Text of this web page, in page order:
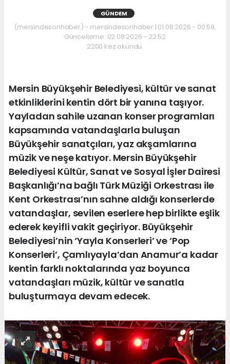
GÜNDEM
(mersindesonhaber) - mersindesonhaber | 01.08.2026 - 00:59,
Güncelleme: 02.08.2026 - 22:52
2200 kez okundu.
Mersin Büyükşehir Belediyesi, kültür ve sanat
etkinliklerini kentin dört bir yanına taşıyor.
Yayladan sahile uzanan konser programları
kapsamında vatandaşlarla buluşan
Büyükşehir sanatçıları, yaz akşamlarına
müzik ve neşe katıyor. Mersin Büyükşehir
Belediyesi Kültür, Sanat ve Sosyal İşler Dairesi
Başkanlığı’na bağlı Türk Müziği Orkestrası ile
Kent Orkestrası’nın sahne aldığı konserlerde
vatandaşlar, sevilen eserlere hep birlikte eşlik
ederek keyifli vakit geçiriyor. Büyükşehir
Belediyesi’nin ‘Yayla Konserleri’ ve ‘Pop
Konserleri’, Çamlıyayla’dan Anamur’a kadar
kentin farklı noktalarında yaz boyunca
vatandaşları müzik, kültür ve sanatla
buluşturmaya devam edecek.